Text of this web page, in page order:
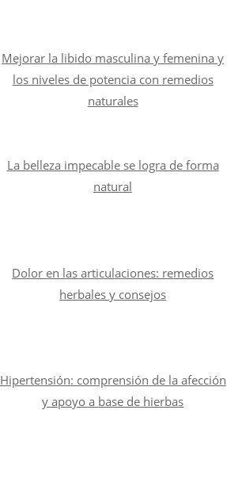
Mejorar la libido masculina y femenina y
los niveles de potencia con remedios
naturales
La belleza impecable se logra de forma
natural
Dolor en las articulaciones: remedios
herbales y consejos
Hipertensión: comprensión de la afección
y apoyo a base de hierbas